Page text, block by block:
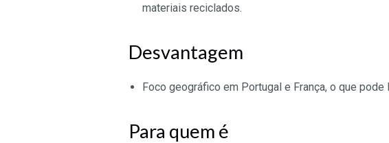
materiais reciclados.
Desvantagem
Foco geográfico em Portugal e França, o que
Para quem é